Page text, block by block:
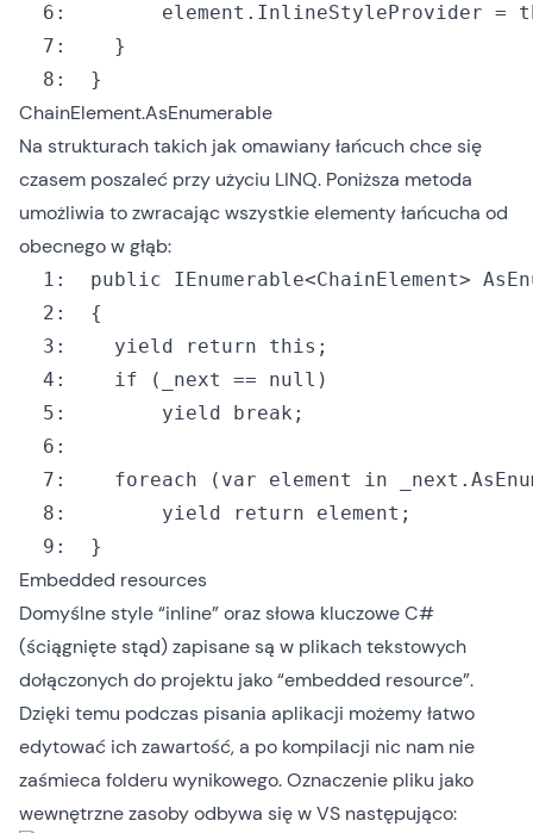
  6:
  		element.InlineStyleProvider =
  7:
  8:
ChainElement.AsEnumerable
Na strukturach takich jak omawiany łańcuch chce się
czasem poszaleć przy użyciu LINQ. Poniższa metoda
umożliwia to zwracając wszystkie elementy łańcucha od
obecnego w głąb:
  1:
public
  2:
  3:
yield return this
  4:
if (_next == null
  5:
yield break
  6:
  7:
foreach ( var element in
  8:
yield return
  9:
Embedded resources
Domyślne style “inline” oraz słowa kluczowe C#
(ściągniętestąd) zapisane są w plikach tekstowych
dołączonych do projektu jako “embedded resource”.
Dzięki temu podczas pisania aplikacji możemy łatwo
edytować ich zawartość, a po kompilacji nic nam nie
zaśmieca folderu wynikowego. Oznaczenie pliku jako
wewnętrzne zasoby odbywa się w VS następująco: